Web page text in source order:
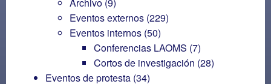
Archivo (9)
Eventos externos (229)
Eventos internos (50)
Conferencias LAOMS (7)
Cortos de investigación (28)
Eventos de protesta (34)